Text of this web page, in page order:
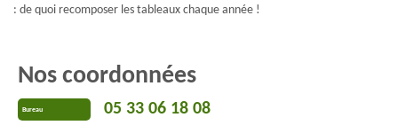
: de quoi recomposer les tableaux chaque année !
Nos coordonnées
Bureau 05 33 06 18 08